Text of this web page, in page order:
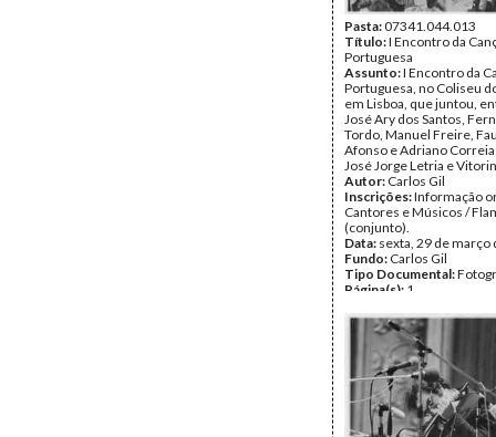
Pasta:07341.044.013
Título:I Encontro da
Portuguesa
Assunto:I Encontro da
Portuguesa, no Coliseu
em Lisboa, que juntou,
José Ary dos Santos,
Tordo, Manuel Freire,
Afonso e Adriano
José Jorge Letria e
Autor: Carlos Gil
Inscrições:Informação
Cantores e Músicos /
(conjunto).
Data: sexta, 29 de março
Fundo: Carlos Gil
Tipo Documental:
Página(s): 1